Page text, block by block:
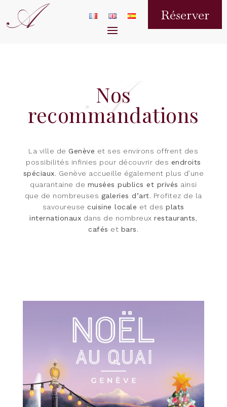
A Réserver
Nos
recommandations
La ville deGenève et ses environs offrent des
possibilités infinies pour découvrir des endroits
spéciaux. Genève accueille également plus d’une
quarantaine de musées publics et privés ainsi
que de nombreuses galeries d’art. Profitez de la
savoureusecuisine locale et desplats
internationaux dans de nombreuxrestaurants
cafés et bars.